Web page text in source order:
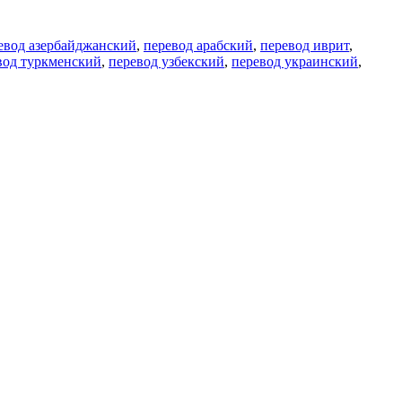
азербайджанский, перевод арабский, перевод иврит,
туркменский, перевод узбекский, перевод украинский,